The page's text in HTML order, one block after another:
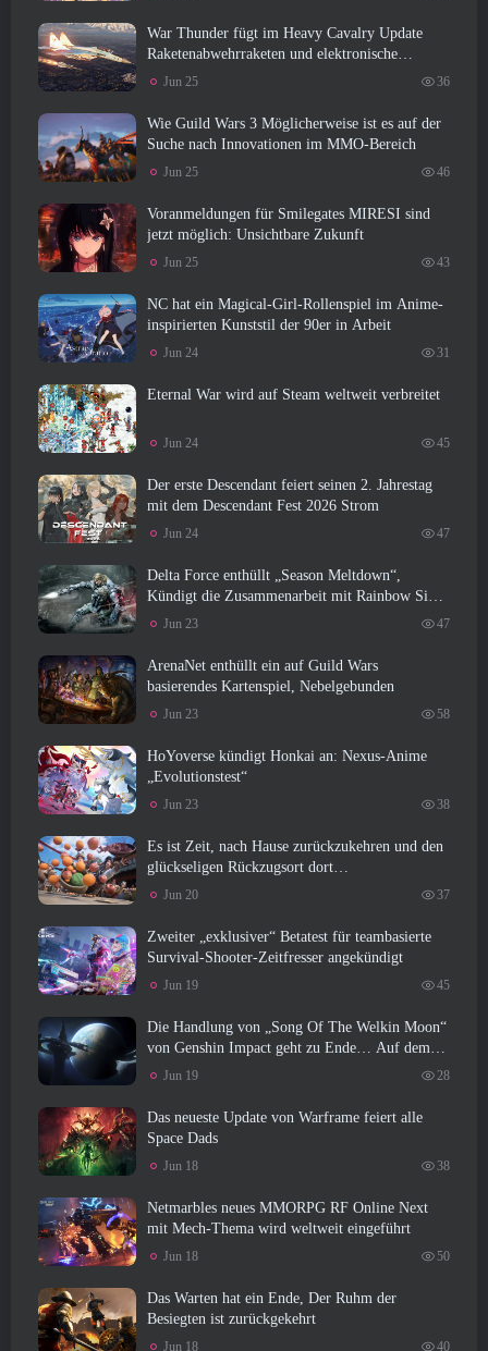
War Thunder fügt im Heavy Cavalry Update
Raketenabwehrraketen und elektronische
Unterstützungsmaßnahmen hinzu
Jun 25 36
Wie Guild Wars 3 Möglicherweise ist es auf der
Suche nach Innovationen im MMO-Bereich
Jun 25 46
Voranmeldungen für Smilegates MIRESI sind
jetzt möglich: Unsichtbare Zukunft
Jun 25 43
NC hat ein Magical-Girl-Rollenspiel im Anime-
inspirierten Kunststil der 90er in Arbeit
Jun 24 31
Eternal War wird auf Steam weltweit verbreitet
Jun 24 45
Der erste Descendant feiert seinen 2. Jahrestag
mit dem Descendant Fest 2026 Strom
Jun 24 47
Delta Force enthüllt „Season Meltdown“,
Kündigt die Zusammenarbeit mit Rainbow Six
Siege an
Jun 23 47
ArenaNet enthüllt ein auf Guild Wars
basierendes Kartenspiel, Nebelgebunden
Jun 23 58
HoYoverse kündigt Honkai an: Nexus-Anime
„Evolutionstest“
Jun 23 38
Es ist Zeit, nach Hause zurückzukehren und den
glückseligen Rückzugsort dort
wiederherzustellen, wo sich die Winde treffen
Jun 20 37
Zweiter „exklusiver“ Betatest für teambasierte
Survival-Shooter-Zeitfresser angekündigt
Jun 19 45
Die Handlung von „Song Of The Welkin Moon“
von Genshin Impact geht zu Ende… Auf dem
MondJun 19 28
Das neueste Update von Warframe feiert alle
Space Dads
Jun 18 38
Netmarbles neues MMORPG RF Online Next
mit Mech-Thema wird weltweit eingeführt
Jun 18 50
Das Warten hat ein Ende, Der Ruhm der
Besiegten ist zurückgekehrt
Jun 18 40